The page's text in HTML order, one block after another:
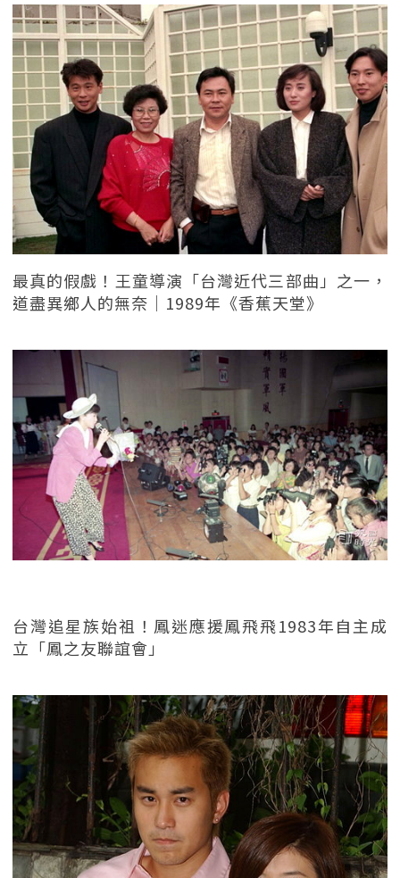
最真的假戲！王童導演「台灣近代三部曲」之一，
道盡異鄉人的無奈｜1989年《香蕉天堂》
台灣追星族始祖！鳳迷應援鳳飛飛1983年自主成
立「鳳之友聯誼會」